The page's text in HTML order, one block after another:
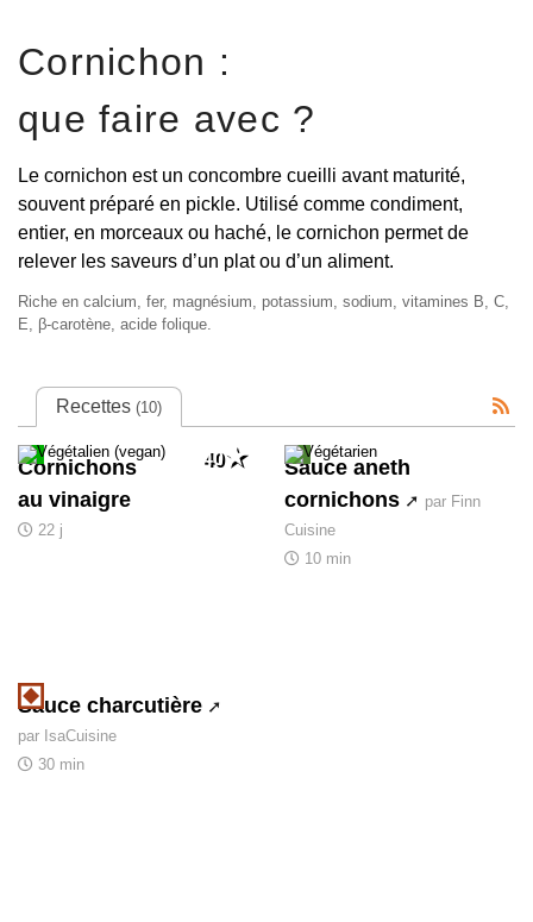
Cornichon :
que faire avec ?
Le cornichon est un concombre cueilli avant maturité,
souvent préparé en pickle. Utilisé comme condiment,
entier, en morceaux ou haché, le cornichon permet de
relever les saveurs d’un plat ou d’un aliment.
Riche en calcium, fer, magnésium, potassium, sodium, vitamines B, C,
E, β-carotène, acide folique.
Recettes (10)
Cornichons
au vinaigre
22 j
40
Sauce aneth
cornichons
par Finn
Cuisine
10 min
Sauce charcutière
par IsaCuisine
30 min